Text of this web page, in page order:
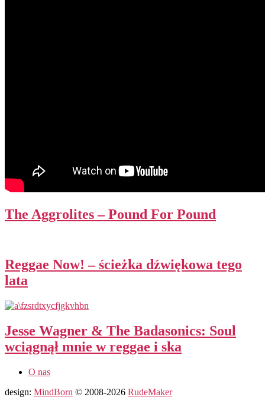
The Aggrolites – Pound For Pound
Reggae Now! – ścieżka dźwiękowa tego
lata
Jesse Wagner & The Badasonics: Soul
wciągnął mnie w reggae i ska
O nas
design: MindBorn © 2008-2026 RudeMaker